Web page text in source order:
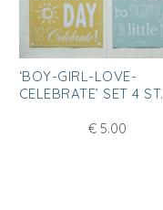
‘BOY-GIRL-LOVE-
CELEBRATE’ SET 4 ST.
€ 5.00